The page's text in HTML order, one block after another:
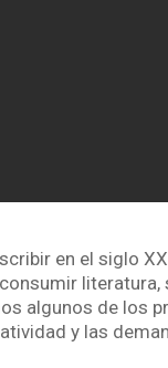
en el siglo
literatura,
algunos de los
y las